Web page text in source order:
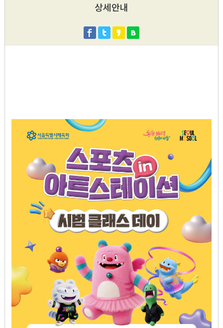
상세안내